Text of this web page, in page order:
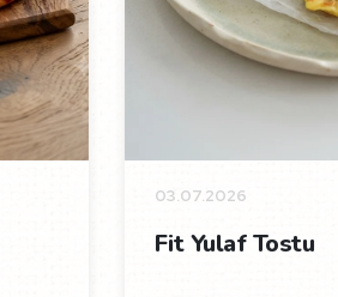
03.07.2026
Fit Yulaf Tostu